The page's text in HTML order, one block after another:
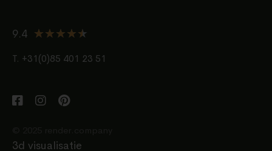
9.4 ★★★★★
T. +31(0)85 401 23 51
3d visualisatie